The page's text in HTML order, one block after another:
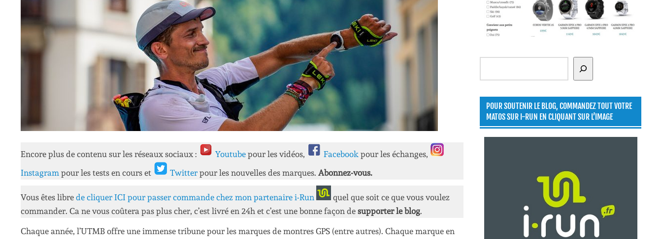
Encore plus de contenu sur les réseaux sociaux : Youtube pour les vidéos, Facebook pour les échanges,
Instagram pour les tests en cours et Twitter pour les nouvelles des marques. Abonnez-vous.
Vous êtes libre de cliquer ICI pour passer commande chez mon partenaire i-Run
quel que soit ce que vous voulez
commander. Ca ne vous coûtera pas plus cher, c’est livré en 24h et c’est une bonne façon de supporter le blog.
Chaque année, l’UTMB offre une immense tribune pour les marques de montres GPS (entre autres). Chaque marque en
Rechercher
POUR SOUTENIR LE BLOG, COMMANDEZ TOUT VOTRE
MATOS SUR I-RUN EN CLIQUANT SUR L’IMAGE